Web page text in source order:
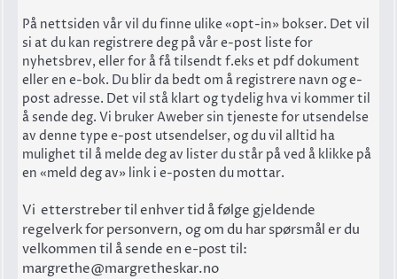
På nettsiden vår vil du finne ulike «opt-in» bokser. Det vil
si at du kan registrere deg på vår e-post liste for
nyhetsbrev, eller for å få tilsendt f.eks et pdf dokument
eller en e-bok. Du blir da bedt om å registrere navn og e-
post adresse. Det vil stå klart og tydelig hva vi kommer til
å sende deg. Vi bruker Aweber sin tjeneste for utsendelse
av denne type e-post utsendelser, og du vil alltid ha
mulighet til å melde deg av lister du står på ved å klikke på
en «meld deg av» link i e-posten du mottar.
Vi etterstreber til enhver tid å følge gjeldende
regelverk for personvern, og om du har spørsmål er du
velkommen til å sende en e-post til:
margrethe@margretheskar.no